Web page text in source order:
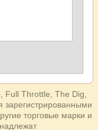
Full Throttle, The Dig,
зарегистрированными
торговые марки и